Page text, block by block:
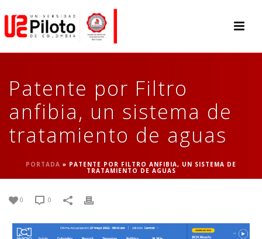
Patente por Filtro
anfibia, un sistema de
tratamiento de aguas
PORTADA » PATENTE POR FILTRO ANFIBIA, UN SISTEMA DE
TRATAMIENTO DE AGUAS
0 0